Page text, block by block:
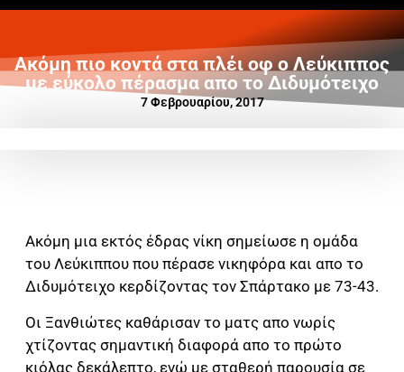
Ακόμη πιο κοντά στα πλέι οφ ο Λεύκιππος
με εύκολο πέρασμα απο το Διδυμότειχο
7 Φεβρουαρίου, 2017
Ακόμη μια εκτός έδρας νίκη σημείωσε η ομάδα
του Λεύκιππου που πέρασε νικηφόρα και απο το
Διδυμότειχο κερδίζοντας τον Σπάρτακο με 73-43.
Οι Ξανθιώτες καθάρισαν το ματς απο νωρίς
χτίζοντας σημαντική διαφορά απο το πρώτο
κιόλας δεκάλεπτο, ενώ με σταθερή παρουσία σε